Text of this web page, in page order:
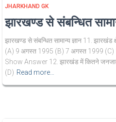
JHARKHAND GK
झारखण्ड से संबन्धित
झारखण्ड से संबन्धित सामान्य ज्ञान 11. झारखंड
(A) 9 अगस्त 1995 (B) 7 अगस्त 1999 (C)
Show Answer 12. झारखंड में कितने
(D) Read more…